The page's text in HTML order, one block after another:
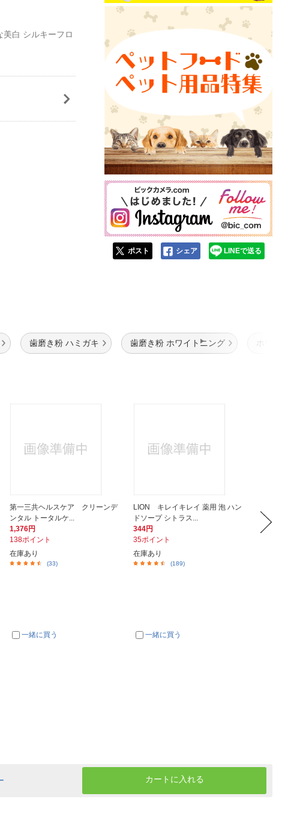
白 シルキーフロ
ポスト シェア LINEで送る
歯磨き粉 ハミガキ 歯磨き粉 ホワイトニング ホワ
第一三共ヘルスケア クリーンデ
ンタル トータルケ...
1,376円
138ポイント
在庫あり
(33)
一緒に買う
LION キレイキレイ 薬用 泡 ハン
ドソープ シトラス...
344円
35ポイント
在庫あり
(189)
一緒に買う
シ・6
364円
カートに入れる